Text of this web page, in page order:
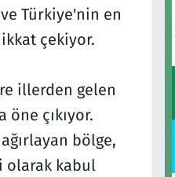
Türkiye'nin en
çekiyor.
illerden gelen
çıkıyor.
bölge,
olarak kabul